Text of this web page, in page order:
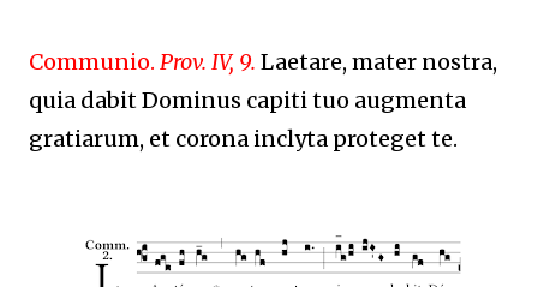
Communio. Prov. IV, 9. Laetare, mater nostra,
quia dabit Dominus capiti tuo augmenta
gratiarum, et corona inclyta proteget te.